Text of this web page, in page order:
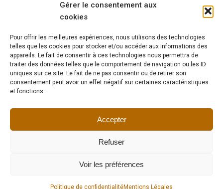
Gérer le consentement aux
cookies
Pour offrir les meilleures expériences, nous utilisons des technologies
telles que les cookies pour stocker et/ou accéder aux informations des
appareils. Le fait de consentir à ces technologies nous permettra de
traiter des données telles que le comportement de navigation ou les ID
uniques sur ce site. Le fait de ne pas consentir ou de retirer son
consentement peut avoir un effet négatif sur certaines caractéristiques
et fonctions.
Accepter
Refuser
Voir les préférences
Politique de confidentialitéMentions Légales
Lampe artisanale articulée phare vintage
Lampe à poser ancien vaporisateur
330,00€